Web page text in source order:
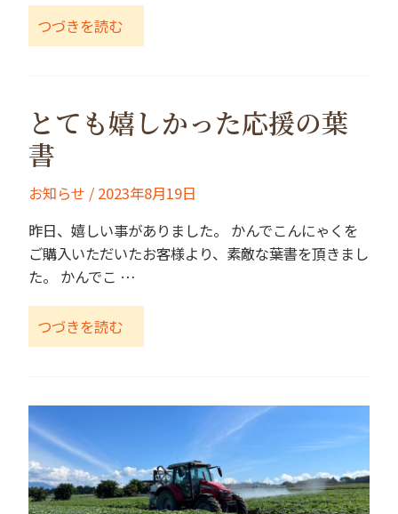
つづきを読む
とても嬉しかった応援の葉
書
お知らせ / 2023年8月19日
昨日、嬉しい事がありました。 かんでこんにゃくを
ご購入いただいたお客様より、素敵な葉書を頂きまし
た。 かんでこ …
つづきを読む